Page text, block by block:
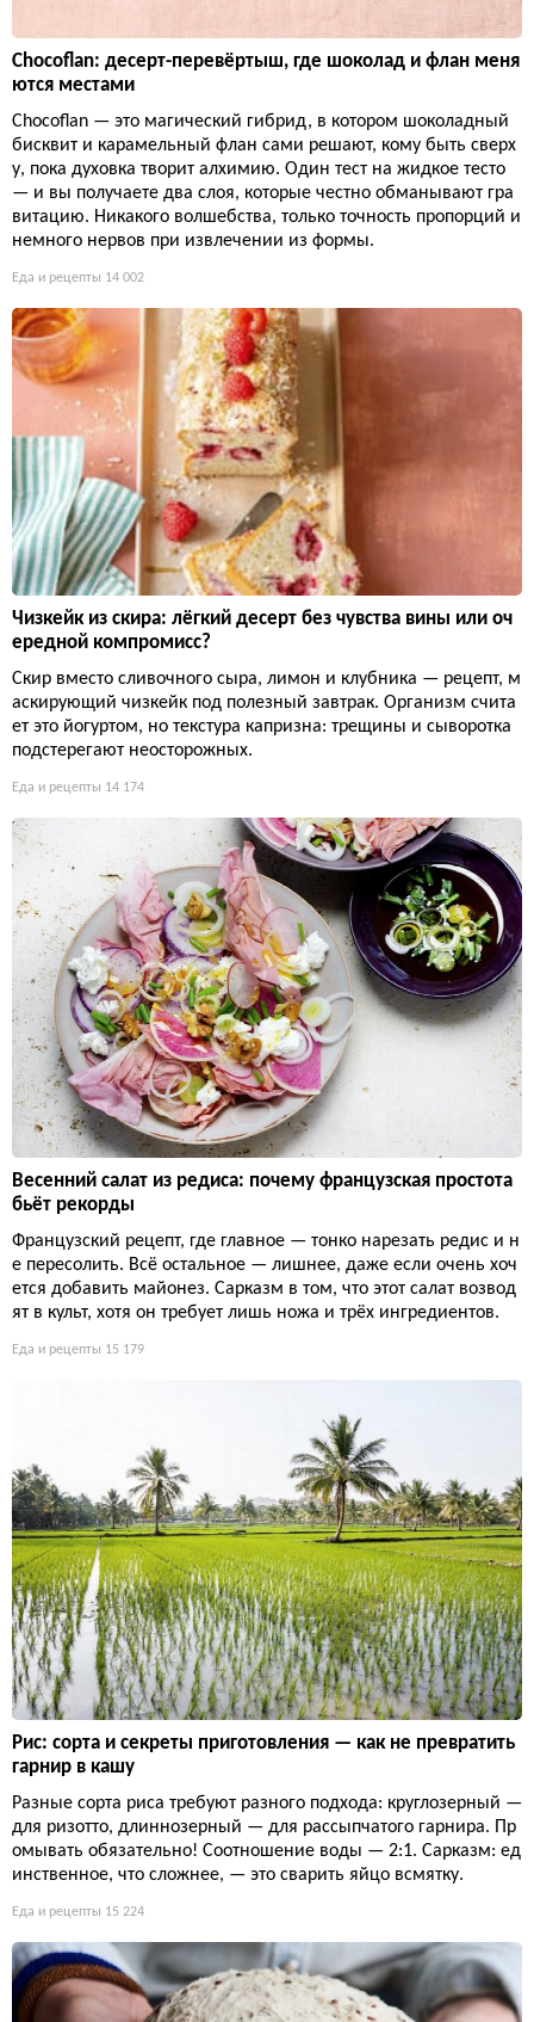
Chocoflan: десерт-перевёртыш, где шоколад и флан меня
ются местами
Chocoflan — это магический гибрид, в котором шоколадный
бисквит и карамельный флан сами решают, кому быть сверх
у, пока духовка творит алхимию. Один тест на жидкое тесто
— и вы получаете два слоя, которые честно обманывают гра
витацию. Никакого волшебства, только точность пропорций и
немного нервов при извлечении из формы.
Еда и рецепты 14 002
Чизкейк из скира: лёгкий десерт без чувства вины или оч
ередной компромисс?
Скир вместо сливочного сыра, лимон и клубника — рецепт, м
аскирующий чизкейк под полезный завтрак. Организм счита
ет это йогуртом, но текстура капризна: трещины и сыворотка
подстерегают неосторожных.
Еда и рецепты 14 174
Весенний салат из редиса: почему французская простота
бьёт рекорды
Французский рецепт, где главное — тонко нарезать редис и н
е пересолить. Всё остальное — лишнее, даже если очень хоч
ется добавить майонез. Сарказм в том, что этот салат возвод
ят в культ, хотя он требует лишь ножа и трёх ингредиентов.
Еда и рецепты 15 179
Рис: сорта и секреты приготовления — как не превратить
гарнир в кашу
Разные сорта риса требуют разного подхода: круглозерный —
для ризотто, длиннозерный — для рассыпчатого гарнира. Пр
омывать обязательно! Соотношение воды — 2:1. Сарказм: ед
инственное, что сложнее, — это сварить яйцо всмятку.
Еда и рецепты 15 224